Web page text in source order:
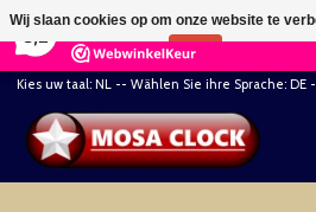
164 Reviews
Kies uw taal: NL -- Wählen Sie ihre Sprache:
Wij slaan cookies op om onze website te
Nee